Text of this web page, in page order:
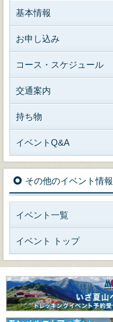
基本情報
お申し込み
コース・スケジュール
交通案内
持ち物
イベントQ&A
その他のイベント情報
イベント一覧
イベント トップ